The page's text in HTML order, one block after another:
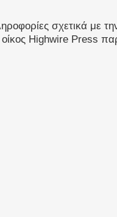
σχετικά με
Highwire Press